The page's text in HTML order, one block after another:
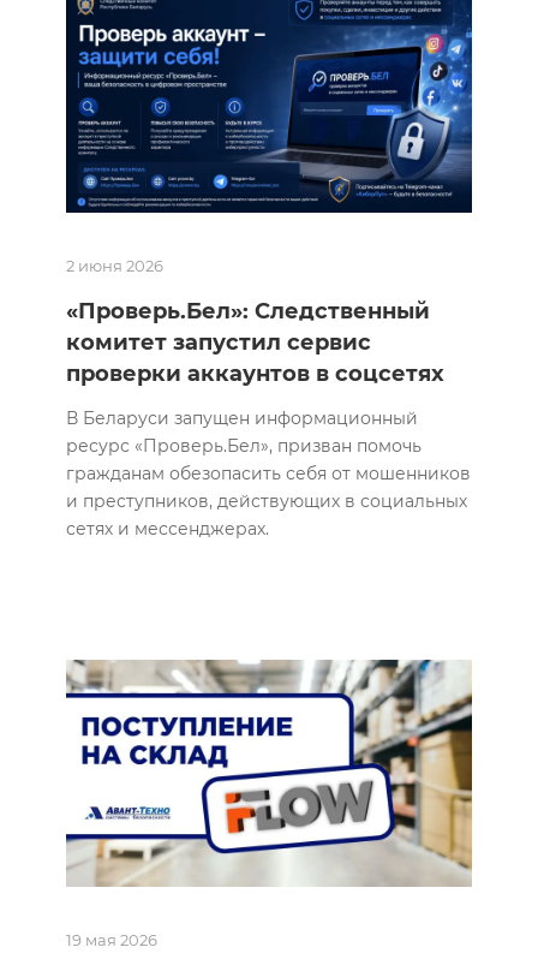
2 июня 2026
«Проверь.Бел»: Следственный
комитет запустил сервис
проверки аккаунтов в соцсетях
В Беларуси запущен информационный
ресурс «Проверь.Бел», призван помочь
гражданам обезопасить себя от мошенников
и преступников, действующих в социальных
сетях и мессенджерах.
19 мая 2026